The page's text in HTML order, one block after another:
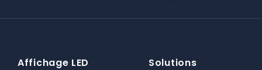
Affichage LED Solutions